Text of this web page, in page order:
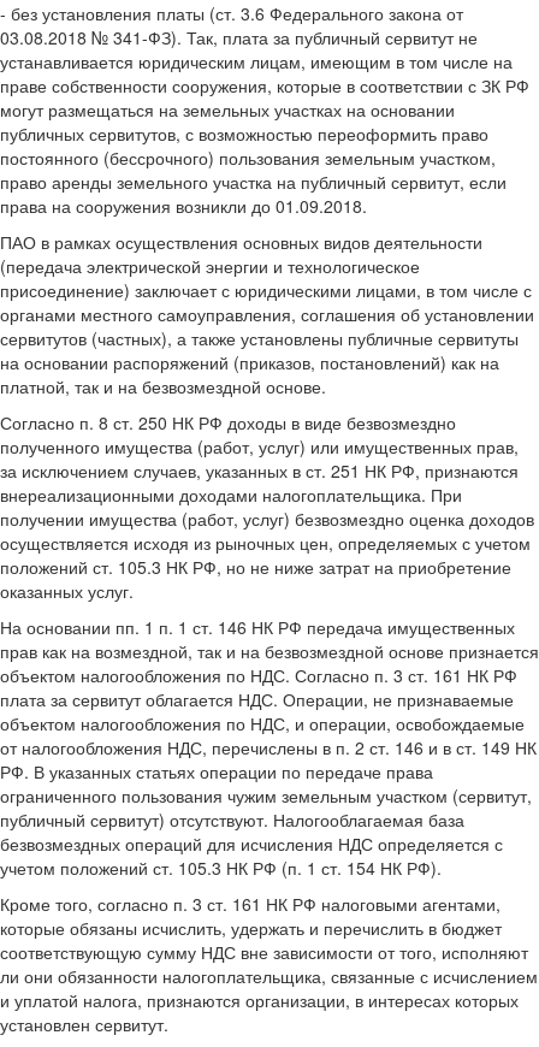
- без установления платы (ст. 3.6 Федерального закона от
03.08.2018 № 341-ФЗ). Так, плата за публичный сервитут не
устанавливается юридическим лицам, имеющим в том числе на
праве собственности сооружения, которые в соответствии с ЗК РФ
могут размещаться на земельных участках на основании
публичных сервитутов, с возможностью переоформить право
постоянного (бессрочного) пользования земельным участком,
право аренды земельного участка на публичный сервитут, если
права на сооружения возникли до 01.09.2018.
ПАО в рамках осуществления основных видов деятельности
(передача электрической энергии и технологическое
присоединение) заключает с юридическими лицами, в том числе с
органами местного самоуправления, соглашения об установлении
сервитутов (частных), а также установлены публичные сервитуты
на основании распоряжений (приказов, постановлений) как на
платной, так и на безвозмездной основе.
Согласно п. 8 ст. 250 НК РФ доходы в виде безвозмездно
полученного имущества (работ, услуг) или имущественных прав,
за исключением случаев, указанных в ст. 251 НК РФ, признаются
внереализационными доходами налогоплательщика. При
получении имущества (работ, услуг) безвозмездно оценка доходов
осуществляется исходя из рыночных цен, определяемых с учетом
положений ст. 105.3 НК РФ, но не ниже затрат на приобретение
оказанных услуг.
На основании пп. 1 п. 1 ст. 146 НК РФ передача имущественных
прав как на возмездной, так и на безвозмездной основе признается
объектом налогообложения по НДС. Согласно п. 3 ст. 161 НК РФ
плата за сервитут облагается НДС. Операции, не признаваемые
объектом налогообложения по НДС, и операции, освобождаемые
от налогообложения НДС, перечислены в п. 2 ст. 146 и в ст. 149 НК
РФ. В указанных статьях операции по передаче права
ограниченного пользования чужим земельным участком (сервитут,
публичный сервитут) отсутствуют. Налогооблагаемая база
безвозмездных операций для исчисления НДС определяется с
учетом положений ст. 105.3 НК РФ (п. 1 ст. 154 НК РФ).
Кроме того, согласно п. 3 ст. 161 НК РФ налоговыми агентами,
которые обязаны исчислить, удержать и перечислить в бюджет
соответствующую сумму НДС вне зависимости от того, исполняют
ли они обязанности налогоплательщика, связанные с исчислением
и уплатой налога, признаются организации, в интересах которых
установлен сервитут.